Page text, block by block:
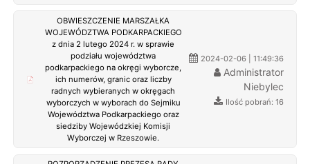
OBWIESZCZENIE MARSZAŁKA
WOJEWÓDZTWA PODKARPACKIEGO
z dnia 2 lutego 2024 r. w sprawie
podziału województwa
podkarpackiego na okręgi wyborcze,
ich numerów, granic oraz liczby
radnych wybieranych w okręgach
wyborczych w wyborach do Sejmiku
Województwa Podkarpackiego oraz
siedziby Wojewódzkiej Komisji
Wyborczej w Rzeszowie.
2024-02-06 | 11:49:36
Administrator
Niebylec
Ilość pobrań: 16